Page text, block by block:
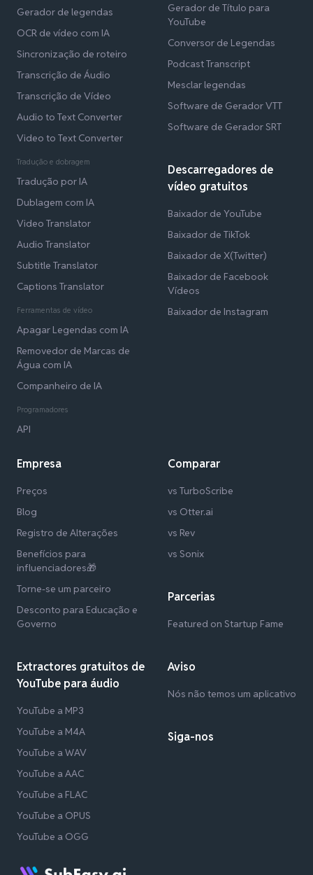
Gerador de legendas
OCR de vídeo com IA
Sincronização de roteiro
Transcrição de Áudio
Transcrição de Vídeo
Audio to Text Converter
Video to Text Converter
Tradução e dobragem
Tradução por IA
Dublagem com IA
Video Translator
Audio Translator
Subtitle Translator
Captions Translator
Ferramentas de vídeo
Apagar Legendas com IA
Removedor de Marcas de
Água com IA
Companheiro de IA
Programadores
API
Gerador de Título para
YouTube
Conversor de Legendas
Podcast Transcript
Mesclar legendas
Software de Gerador VTT
Software de Gerador SRT
Descarregadores de
vídeo gratuitos
Baixador de YouTube
Baixador de TikTok
Baixador de X(Twitter)
Baixador de Facebook
Vídeos
Baixador de Instagram
Empresa
Preços
Blog
Registro de Alterações
Benefícios para
influenciadores🎁
Torne-se um parceiro
Desconto para Educação e
Governo
Extractores gratuitos de
YouTube para áudio
YouTube a MP3
YouTube a M4A
YouTube a WAV
YouTube a AAC
YouTube a FLAC
YouTube a OPUS
YouTube a OGG
Comparar
vs TurboScribe
vs Otter.ai
vs Rev
vs Sonix
Parcerias
Featured on Startup Fame
Aviso
Nós não temos um aplicativo
Siga-nos